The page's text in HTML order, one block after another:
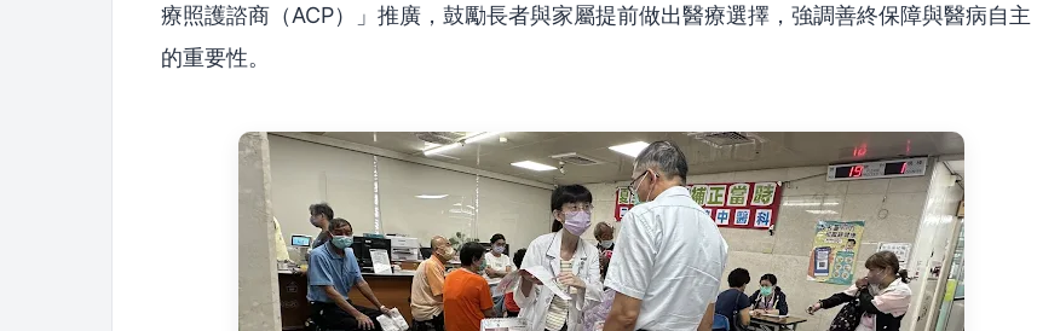
療照護諮商（ACP）」推廣，鼓勵長者與家屬提前做出醫療選擇，強調善終保障與醫病自主
的重要性。